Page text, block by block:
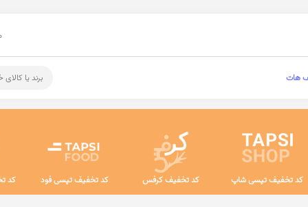
هات برند یا
کد تخفیف تپسی شاپ کد تخفیف کرفس کد تخفیف تپسی فود کد